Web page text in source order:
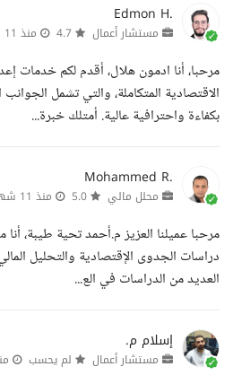
Edmon H.
مستشار أعمال منذ 11 شهرا
مرحبا، أنا ادمون هلال، أقدم لكم خدمات
الاقتصادية المتكاملة، والتي تشمل الجوانب
بكفاءة واحترافية عالية. أمتلك خبرة...
Mohammed R.
محلل مالي منذ 11 شهرا
مرحبا عميلنا العزيز م.أحمد تحية طيبة،
دراسات الجدوى الإقتصادية والتحليل
العديد من الدراسات في الع...
إسلام م.
مستشار أعمال لم يحسب منذ